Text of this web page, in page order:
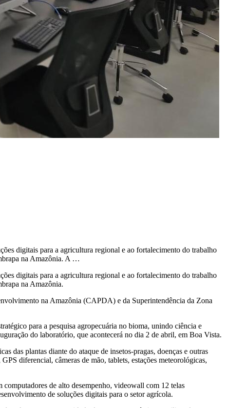
digitais para a agricultura regional e ao fortalecimento do trabalho
na Amazônia. A …
digitais para a agricultura regional e ao fortalecimento do trabalho
na Amazônia.
na Amazônia (CAPDA) e da Superintendência da Zona
para a pesquisa agropecuária no bioma, unindo ciência e
do laboratório, que acontecerá no dia 2 de abril, em Boa Vista.
das plantas diante do ataque de insetos-pragas, doenças e outras
diferencial, câmeras de mão, tablets, estações meteorológicas,
computadores de alto desempenho, videowall com 12 telas
de soluções digitais para o setor agrícola.